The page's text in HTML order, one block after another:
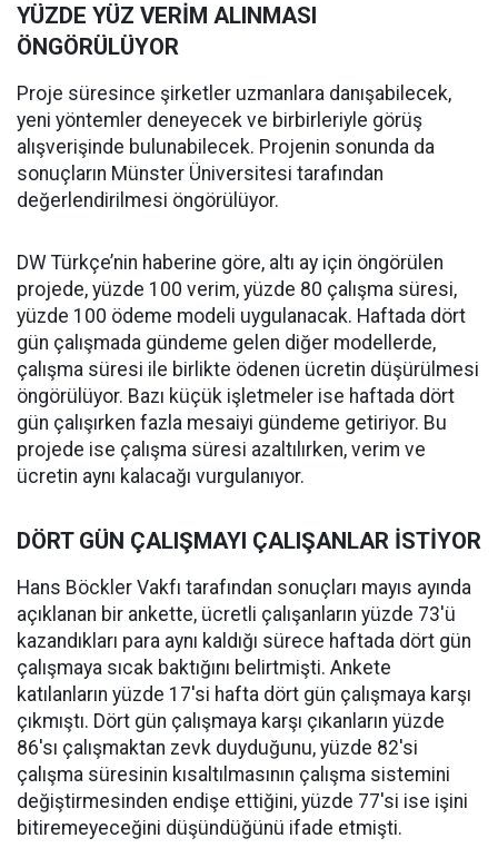
YÜZDE YÜZ VERİM ALINMASI
ÖNGÖRÜLÜYOR
Proje süresince şirketler uzmanlara danışabilecek,
yeni yöntemler deneyecek ve birbirleriyle görüş
alışverişinde bulunabilecek. Projenin sonunda da
sonuçların Münster Üniversitesi tarafından
değerlendirilmesi öngörülüyor.
DW Türkçe’nin haberine göre, altı ay için öngörülen
projede, yüzde 100 verim, yüzde 80 çalışma süresi,
yüzde 100 ödeme modeli uygulanacak. Haftada dört
gün çalışmada gündeme gelen diğer modellerde,
çalışma süresi ile birlikte ödenen ücretin düşürülmesi
öngörülüyor. Bazı küçük işletmeler ise haftada dört
gün çalışırken fazla mesaiyi gündeme getiriyor. Bu
projede ise çalışma süresi azaltılırken, verim ve
ücretin aynı kalacağı vurgulanıyor.
DÖRT GÜN ÇALIŞMAYI ÇALIŞANLAR İSTİYOR
Hans Böckler Vakfı tarafından sonuçları mayıs ayında
açıklanan bir ankette, ücretli çalışanların yüzde 73'ü
kazandıkları para aynı kaldığı sürece haftada dört gün
çalışmaya sıcak baktığını belirtmişti. Ankete
katılanların yüzde 17'si hafta dört gün çalışmaya karşı
çıkmıştı. Dört gün çalışmaya karşı çıkanların yüzde
86'sı çalışmaktan zevk duyduğunu, yüzde 82'si
çalışma süresinin kısaltılmasının çalışma sistemini
değiştirmesinden endişe ettiğini, yüzde 77'si ise işini
bitiremeyeceğini düşündüğünü ifade etmişti.